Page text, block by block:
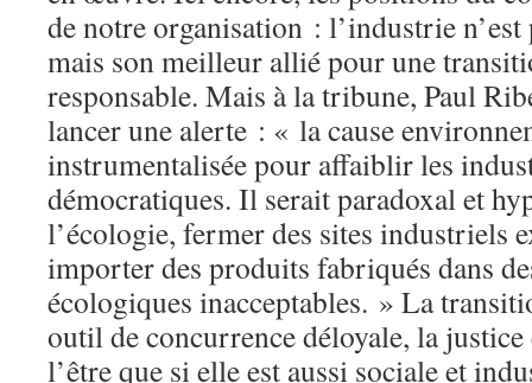
de notre organisation : l’industrie
mais son meilleur allié pour une
responsable. Mais à la tribune, Paul
lancer une alerte : « la cause
instrumentalisée pour affaiblir les
démocratiques. Il serait paradoxal et
l’écologie, fermer des sites industriels
importer des produits fabriqués dans
écologiques inacceptables. » La
outil de concurrence déloyale, la
l’être que si elle est aussi sociale et